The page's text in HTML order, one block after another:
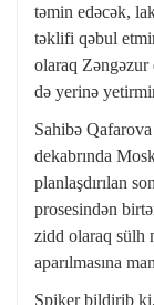
təmin edəcək,
təklifi qəbul
olaraq Zəngəzur
də yerinə
Sahibə
dekabrında
planlaşdırılan
prosesindən
zidd olaraq sülh
aparılmasına
Spiker bildirib